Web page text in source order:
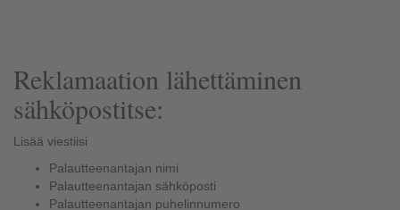
Reklamaation lähettäminen
sähköpostitse:
Lisää viestiisi
Palautteenantajan nimi
Palautteenantajan sähköposti
Palautteenantajan puhelinnumero